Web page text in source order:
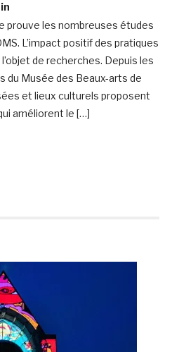
prouve les nombreuses études
L’impact positif des pratiques
de recherches. Depuis les
du Musée des Beaux-arts de
et lieux culturels proposent
améliorent le […]